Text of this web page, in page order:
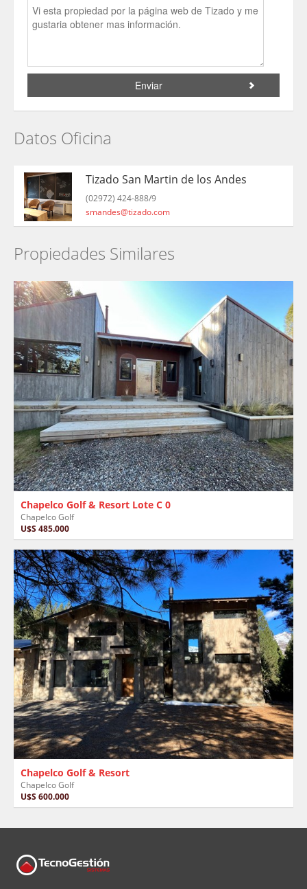
Datos Oficina
Tizado San Martin de los Andes
(02972) 424-888/9
smandes@tizado.com
Propiedades Similares
Chapelco Golf & Resort Lote C 0
Chapelco Golf
U$S 485.000
Chapelco Golf & Resort
Chapelco Golf
U$S 600.000